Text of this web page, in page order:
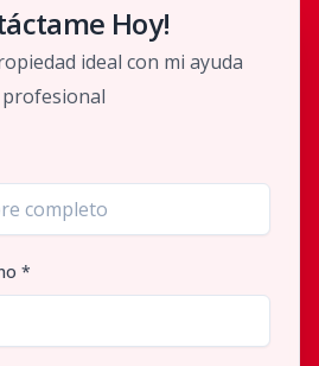
Hoy!
ideal con mi ayuda
profesional
*